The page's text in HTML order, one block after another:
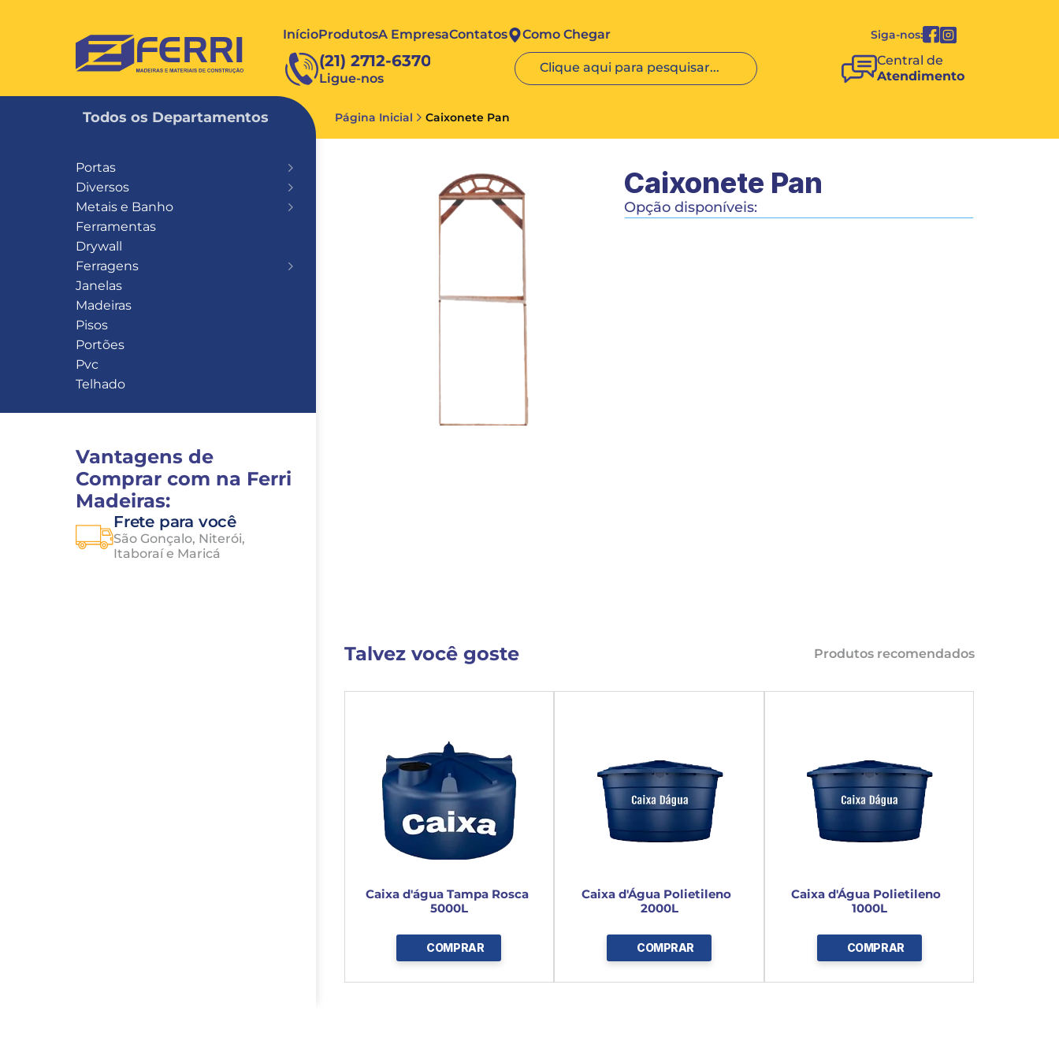
FERRI InícioProdutosA EmpresaContatos Como Chegar Siga-nos:
(21) 2712-6370
Ligue-nos
Clique aqui para pesquisar...
Central de
Atendimento
Todos os Departamentos Página Inicial Caixonete Pan
Portas
Diversos
Metais e Banho
Ferramentas
Drywall
Ferragens
Janelas
Madeiras
Pisos
Portões
Pvc
Telhado
Vantagens de
Comprar com na Ferri
Madeiras:
Frete para você
São Gonçalo, Niterói,
Itaboraí e Maricá
Caixonete Pan
Opção disponíveis:
Talvez você goste Produtos recomendados
Caixa d'água Tampa Rosca
5000L
COMPRAR
Caixa d'Água Polietileno
2000L
COMPRAR
Caixa d'Água Polietileno
1000L
COMPRAR